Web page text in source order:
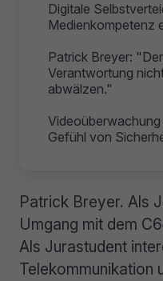
Digitale
Medienkompetenz
Patrick Breyer:
Verantwortung
abwälzen."
Videoüberwachung
Gefühl von
Patrick Breyer. Als
Umgang mit dem
Als Jurastudent
Telekommunikation